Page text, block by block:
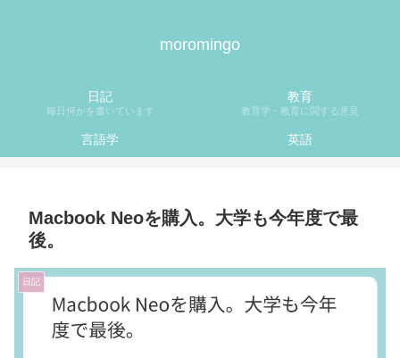
moromingo
日記
毎日何かを書いています
教育
教育学・教育に関する意見
言語学 英語
Macbook Neoを購入。大学も今年度で最
後。
日記